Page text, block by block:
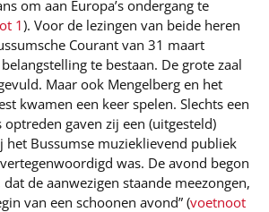
om aan Europa’s ondergang te
1). Voor de lezingen van beide heren
Courant van 31 maart
te bestaan. De grote zaal
Maar ook Mengelberg en het
kwamen een keer spelen. Slechts een
optreden gaven zij een (uitgesteld)
het Bussumse muzieklievend publiek
was. De avond begon
de aanwezigen staande meezongen,
van een schoonen avond” (voetnoot